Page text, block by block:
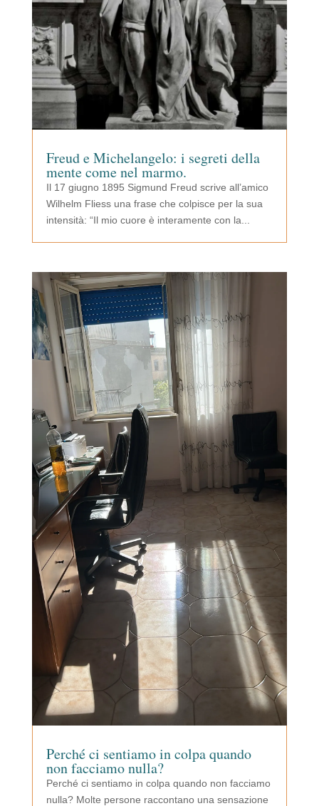
Freud e Michelangelo: i segreti della
mente come nel marmo.
Il 17 giugno 1895 Sigmund Freud scrive all’amico
Wilhelm Fliess una frase che colpisce per la sua
intensità: “Il mio cuore è interamente con la...
Perché ci sentiamo in colpa quando
non facciamo nulla?
Perché ci sentiamo in colpa quando non facciamo
nulla? Molte persone raccontano una sensazione